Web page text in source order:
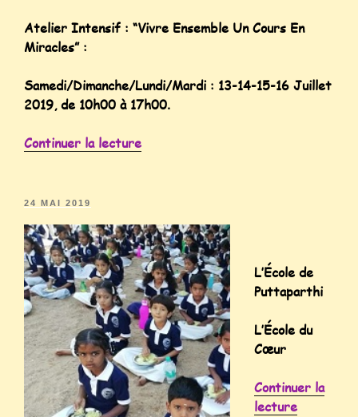
Atelier Intensif : “Vivre Ensemble Un Cours En
Miracles” :
Samedi/Dimanche/Lundi/Mardi : 13-14-15-16 Juillet
2019, de 10h00 à 17h00.
Continuer la lecture
24 MAI 2019
L’École de
Puttaparthi
L’École du
Cœur
Continuer la
lecture